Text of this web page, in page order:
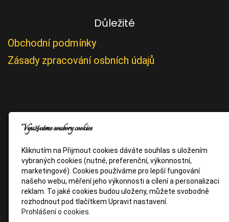
Důležité
Obchodní podmínky
Zásady zpracování osbních údajů
Využíváme soubory cookies
Kliknutím na Přijmout cookies dáváte souhlas s uložením
vybraných cookies (nutné, preferenční, výkonnostní,
marketingové). Cookies používáme pro lepší fungování
našeho webu, měření jeho výkonnosti a cílení a personalizaci
reklam. To jaké cookies budou uloženy, můžete svobodně
rozhodnout pod tlačítkem Upravit nastavení.
Prohlášení o cookies.